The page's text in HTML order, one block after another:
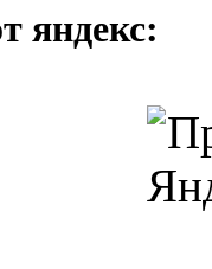
яндекс: